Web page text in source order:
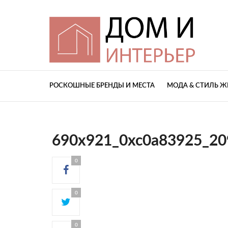
РОСКОШНЫЕ БРЕНДЫ И МЕСТА МОДА & СТИЛЬ
0
0
0